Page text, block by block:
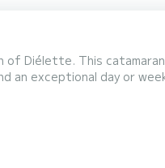
of Diélette. This
naar ons sturen op SamBoat!